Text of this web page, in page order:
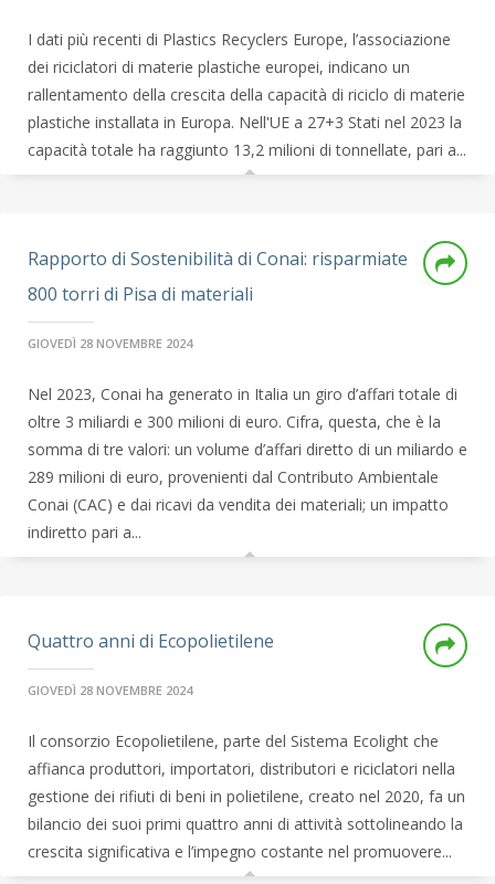
I dati più recenti di Plastics Recyclers Europe, l’associazione
dei riciclatori di materie plastiche europei, indicano un
rallentamento della crescita della capacità di riciclo di materie
plastiche installata in Europa. Nell'UE a 27+3 Stati nel 2023 la
capacità totale ha raggiunto 13,2 milioni di tonnellate, pari a...
Rapporto di Sostenibilità di Conai: risparmiate
800 torri di Pisa di materiali
GIOVEDÌ 28 NOVEMBRE 2024
Nel 2023, Conai ha generato in Italia un giro d’affari totale di
oltre 3 miliardi e 300 milioni di euro. Cifra, questa, che è la
somma di tre valori: un volume d’affari diretto di un miliardo e
289 milioni di euro, provenienti dal Contributo Ambientale
Conai (CAC) e dai ricavi da vendita dei materiali; un impatto
indiretto pari a...
Quattro anni di Ecopolietilene
GIOVEDÌ 28 NOVEMBRE 2024
Il consorzio Ecopolietilene, parte del Sistema Ecolight che
affianca produttori, importatori, distributori e riciclatori nella
gestione dei rifiuti di beni in polietilene, creato nel 2020, fa un
bilancio dei suoi primi quattro anni di attività sottolineando la
crescita significativa e l’impegno costante nel promuovere...